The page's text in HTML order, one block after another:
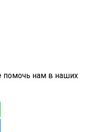
помочь нам в наших